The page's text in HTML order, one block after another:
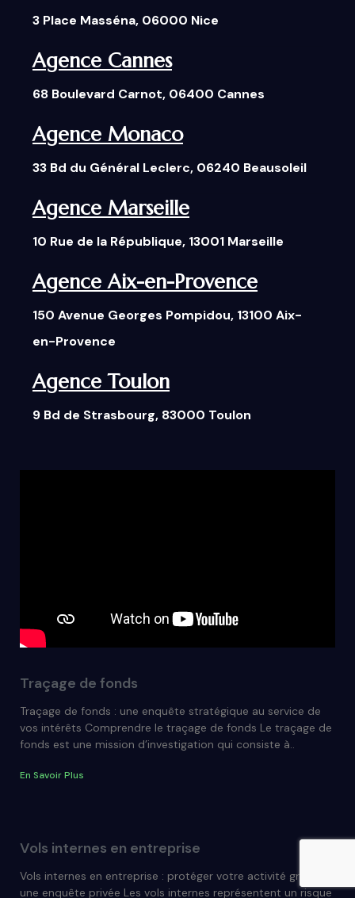
3 Place Masséna, 06000 Nice
Agence Cannes
68 Boulevard Carnot, 06400 Cannes
Agence Monaco
33 Bd du Général Leclerc, 06240 Beausoleil
Agence Marseille
10 Rue de la République, 13001 Marseille
Agence Aix-en-Provence
150 Avenue Georges Pompidou, 13100 Aix-
en-Provence
Agence Toulon
9 Bd de Strasbourg, 83000 Toulon
Traçage de fonds
Traçage de fonds : une enquête stratégique au service de
vos intérêts Comprendre le traçage de fonds Le traçage de
fonds est une mission d’investigation qui consiste à..
En Savoir Plus
Vols internes en entreprise
Vols internes en entreprise : protéger votre activité grâce à
une enquête privée Les vols internes représentent un risque